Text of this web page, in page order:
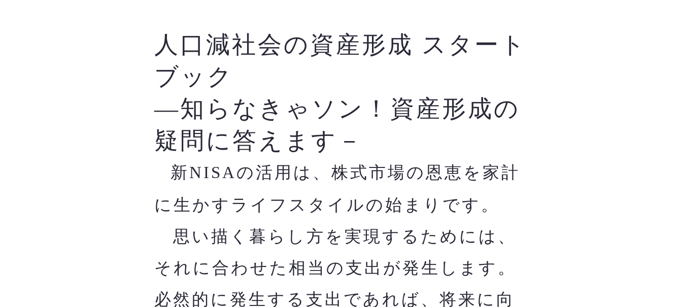
人口減社会の資産形成 スタート
ブック
―知らなきゃソン！資産形成の
疑問に答えます－
新NISAの活用は、株式市場の恩恵を家計
に生かすライフスタイルの始まりです。
思い描く暮らし方を実現するためには、
それに合わせた相当の支出が発生します。
必然的に発生する支出であれば、将来に向